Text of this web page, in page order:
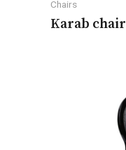
Chairs
Karab chair